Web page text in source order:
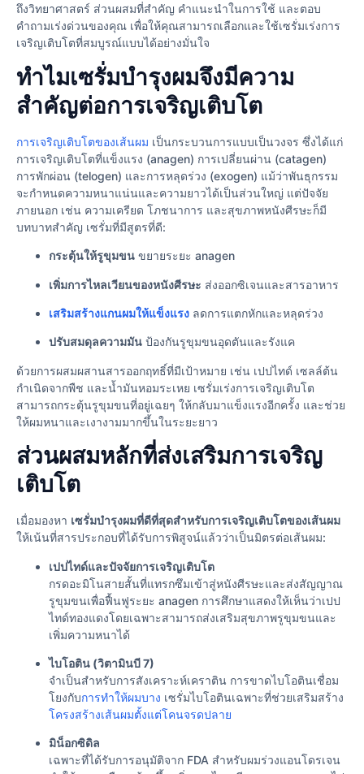
ถึงวิทยาศาสตร์ ส่วนผสมที่สำคัญ คำแนะนำในการใช้ และตอบ
คำถามเร่งด่วนของคุณ เพื่อให้คุณสามารถเลือกและใช้เซรั่มเร่งการ
เจริญเติบโตที่สมบูรณ์แบบได้อย่างมั่นใจ
ทำไมเซรั่มบำรุงผมจึงมีความ
สำคัญต่อการเจริญเติบโต
การเจริญเติบโตของเส้นผม เป็นกระบวนการแบบเป็นวงจร ซึ่งได้แก่
การเจริญเติบโตที่แข็งแรง (anagen) การเปลี่ยนผ่าน (catagen)
การพักผ่อน (telogen) และการหลุดร่วง (exogen) แม้ว่าพันธุกรรม
จะกำหนดความหนาแน่นและความยาวได้เป็นส่วนใหญ่ แต่ปัจจัย
ภายนอก เช่น ความเครียด โภชนาการ และสุขภาพหนังศีรษะก็มี
บทบาทสำคัญ เซรั่มที่มีสูตรที่ดี:
กระตุ้นให้รูขุมขน ขยายระยะ anagen
เพิ่มการไหลเวียนของหนังศีรษะ ส่งออกซิเจนและสารอาหาร
เสริมสร้างแกนผมให้แข็งแรง ลดการแตกหักและหลุดร่วง
ปรับสมดุลความมัน ป้องกันรูขุมขนอุดตันและรังแค
ด้วยการผสมผสานสารออกฤทธิ์ที่มีเป้าหมาย เช่น เปปไทด์ เซลล์ต้น
กำเนิดจากพืช และน้ำมันหอมระเหย เซรั่มเร่งการเจริญเติบโต
สามารถกระตุ้นรูขุมขนที่อยู่เฉยๆ ให้กลับมาแข็งแรงอีกครั้ง และช่วย
ให้ผมหนาและเงางามมากขึ้นในระยะยาว
ส่วนผสมหลักที่ส่งเสริมการเจริญ
เติบโต
เมื่อมองหา เซรั่มบำรุงผมที่ดีที่สุดสำหรับการเจริญเติบโตของเส้นผม
ให้เน้นที่สารประกอบที่ได้รับการพิสูจน์แล้วว่าเป็นมิตรต่อเส้นผม:
เปปไทด์และปัจจัยการเจริญเติบโต
กรดอะมิโนสายสั้นที่แทรกซึมเข้าสู่หนังศีรษะและส่งสัญญาณ
รูขุมขนเพื่อฟื้นฟูระยะ anagen การศึกษาแสดงให้เห็นว่าเปป
ไทด์ทองแดงโดยเฉพาะสามารถส่งเสริมสุขภาพรูขุมขนและ
เพิ่มความหนาได้
ไบโอติน (วิตามินบี 7)
จําเป็นสําหรับการสังเคราะห์เคราติน การขาดไบโอตินเชื่อม
โยงกับการทําให้ผมบาง เซรั่มไบโอตินเฉพาะที่ช่วยเสริมสร้าง
โครงสร้างเส้นผมตั้งแต่โคนจรดปลาย
มิน็อกซิดิล
เฉพาะที่ได้รับการอนุมัติจาก FDA สําหรับผมร่วงแอนโดรเจน